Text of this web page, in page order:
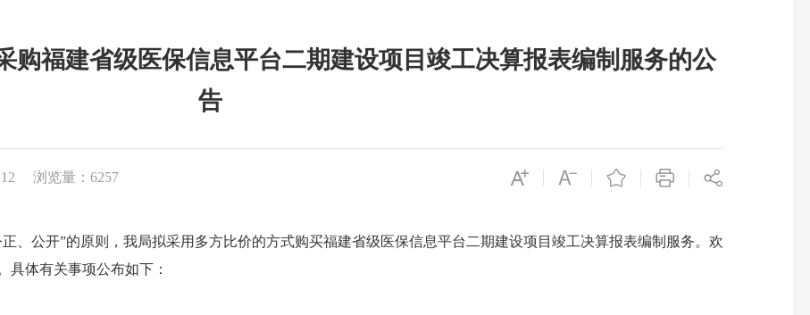
购福建省级医保信息平台二期建设项目竣工决算报表编制服务的公
告
浏览量：6257
公开”的原则，我局拟采用多方比价的方式购买福建省级医保信息平台二期建设项目竣工决算报表编制服务。欢
具体有关事项公布如下：